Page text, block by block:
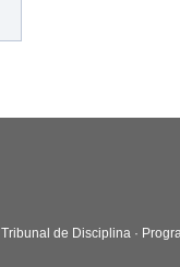
Tribunal de Disciplina ·